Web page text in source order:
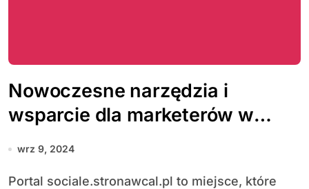
Nowoczesne narzędzia i
wsparcie dla marketerów w
mediach społecznościowych
wrz 9, 2024
Portal sociale.stronawcal.pl to miejsce, które